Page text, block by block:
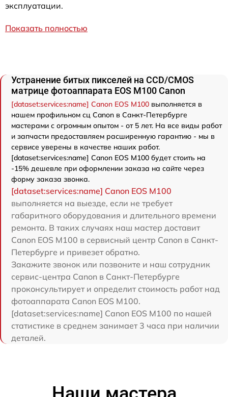
эксплуатации.
Показать полностью
Устранение битых пикселей на CCD/CMOS
матрице фотоаппарата EOS M100 Canon
[dataset:services:name] Canon EOS M100 выполняется в
нашем профильном сц Canon в Санкт-Петербурге
мастерами с огромным опытом - от 5 лет. На все виды работ
и запчасти предоставляем расширенную гарантию - мы в
сервисе уверены в качестве наших работ.
[dataset:services:name] Canon EOS M100 будет стоить на
-15% дешевле при оформлении заказа на сайте через
форму заказа звонка.
[dataset:services:name] Canon EOS M100
выполняется на выезде, если не требует
габаритного оборудования и длительного времени
ремонта. В таких случаях наш мастер доставит
Canon EOS M100 в сервисный центр Canon в Санкт-
Петербурге и привезет обратно.
Закажите звонок или позвоните и наш сотрудник
сервис-центра Canon в Санкт-Петербурге
проконсультирует и определит стоимость работ над
фотоаппарата Canon EOS M100.
[dataset:services:name] Canon EOS M100 по нашей
статистике в среднем занимает 3 часа при наличии
деталей.